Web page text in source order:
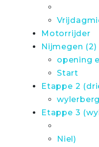
Motorrijder
Nijmegen (2)
opening
Start
Etappe 2
Etappe 3
Niel)